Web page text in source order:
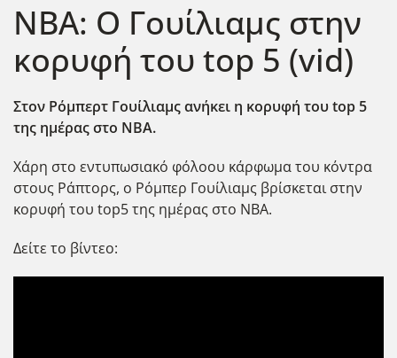
NBA: Ο Γουίλιαμς στην
κορυφή του top 5 (vid)
Στον Ρόμπερτ Γουίλιαμς ανήκει η κορυφή του top 5
της ημέρας στο ΝΒΑ.
Χάρη στο εντυπωσιακό φόλοου κάρφωμα του κόντρα
στους Ράπτορς, ο Ρόμπερ Γουίλιαμς βρίσκεται στην
κορυφή του top5 της ημέρας στο ΝΒΑ.
Δείτε το βίντεο: